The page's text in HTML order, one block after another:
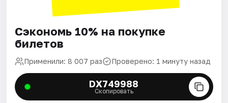
Сэкономь 10% на покупке
билетов
Применили: 8 007 раз Проверено: 1 минуту назад
DX749988
Скопировать